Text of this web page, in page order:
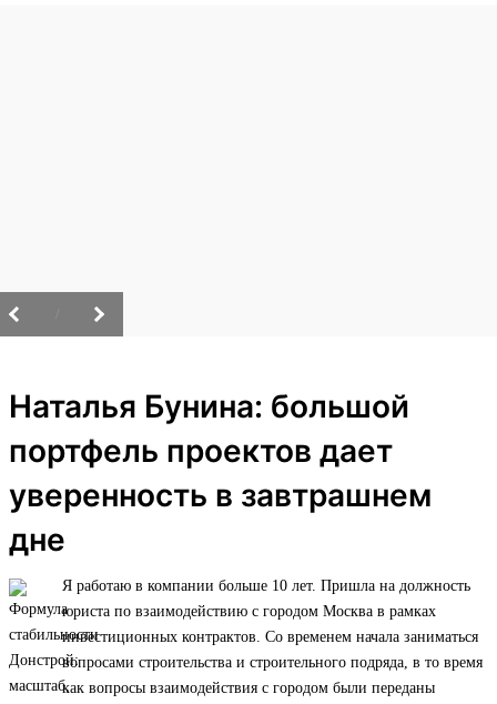
Наталья Бунина: большой
портфель проектов дает
уверенность в завтрашнем
дне
Я работаю в компании больше 10 лет. Пришла на должность
юриста по взаимодействию с городом Москва в рамках
инвестиционных контрактов. Со временем начала заниматься
вопросами строительства и строительного подряда, в то время
как вопросы взаимодействия с городом были переданы